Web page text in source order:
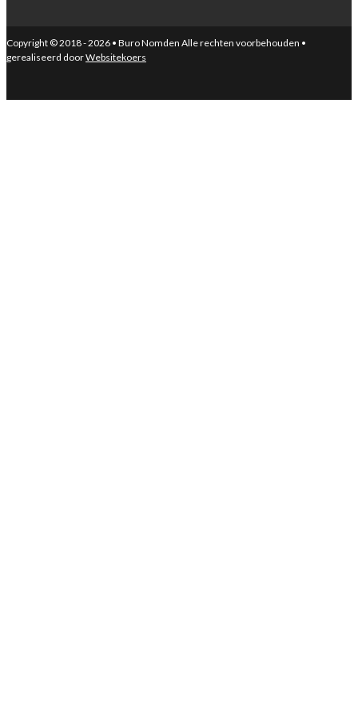
Copyright © 2018 - 2026 • Buro Nomden Alle rechten voorbehouden •
gerealiseerd doorWebsitekoers